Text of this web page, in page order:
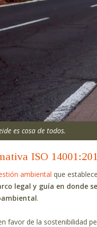
es cosa de todos.
ISO
ambiental que
legal y guía en donde
.
favor de la sostenibilidad